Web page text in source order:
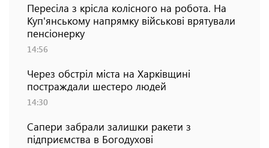
Пересіла з крісла колісного на робота. На
Куп'янському напрямку військові врятували
пенсіонерку
14:56
Через обстріл міста на Харківщині
постраждали шестеро людей
14:30
Сапери забрали залишки ракети з
підприємства в Богодухові